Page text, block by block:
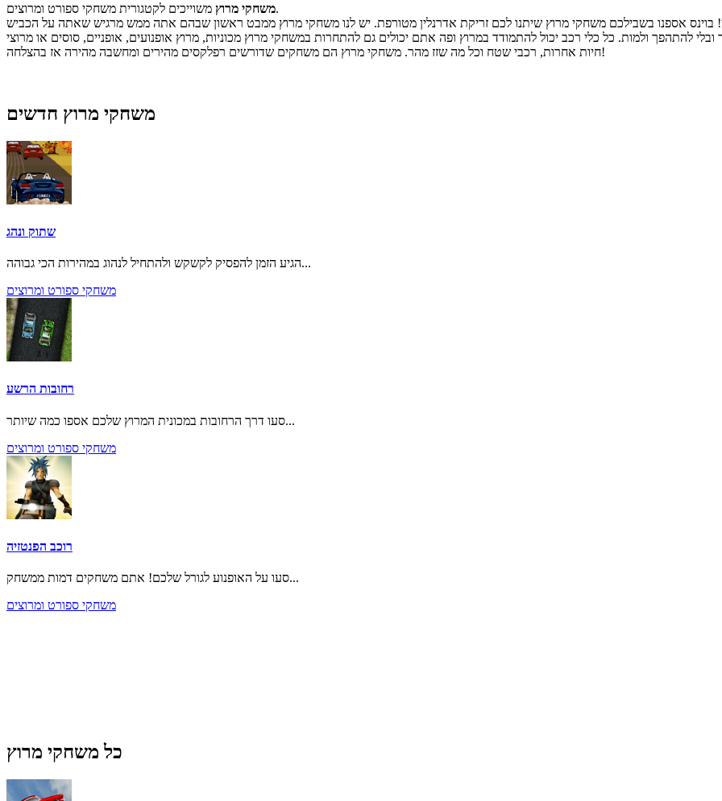
משחקי מרוץמשוייכים לקטגורית משחקי ספורט ומרוצים.
בוינס אספנו בשבילכם משחקי מרוץ שיתנו לכם זריקת אדרנלין מטורפת. יש לנו משחקי מרוץ ממבט ראשון שבהם אתה ממש מרגיש שאתה על הכביש
להתהפך ולמות. כל כלי רכב יכול להתמודד במרוץ ופה אתם יכולים גם להתחרות במשחקי מרוץ מכוניות, מרוץ אופנועים, אופניים, סוסים או מרוצי
חיות אחרות, רכבי שטח וכל מה שזז מהר. משחקי מרוץ הם משחקים שדורשים רפלקסים מהירים ומחשבה מהירה אז בהצלחה!
משחקי מרוץ חדשים
שתוק ונהג
הגיע הזמן להפסיק לקשקש ולהתחיל לנהוג במהירות הכי גבוהה...
משחקי ספורט ומרוצים
רחובות הרשע
סעו דרך הרחובות במכונית המרוץ שלכם אספו כמה שיותר...
משחקי ספורט ומרוצים
רוכב הפנטזיה
סעו על האופנוע לגורל שלכם! אתם משחקים דמות ממשחק...
משחקי ספורט ומרוצים
כל משחקי מרוץ